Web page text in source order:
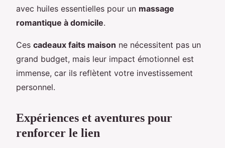
avec huiles essentielles pour un massage
romantique à domicile.
Ces cadeaux faits maison ne nécessitent pas un
grand budget, mais leur impact émotionnel est
immense, car ils reflètent votre investissement
personnel.
Expériences et aventures pour
renforcer le lien